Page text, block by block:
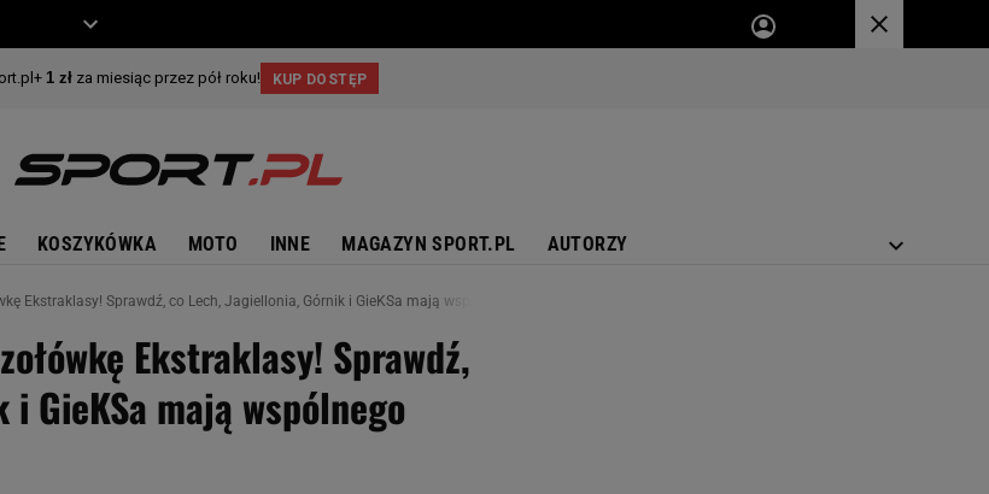
KOSZYKÓWKA MOTO INNE MAGAZYN SPORT.PL AUTORZY
Ekstraklasy! Sprawdź, co Lech, Jagiellonia, Górnik i GieKSa mają wspólnego
Ekstraklasy! Sprawdź,
GieKSa mają wspólnego